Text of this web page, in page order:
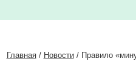
Главная/ Новости/ Правило